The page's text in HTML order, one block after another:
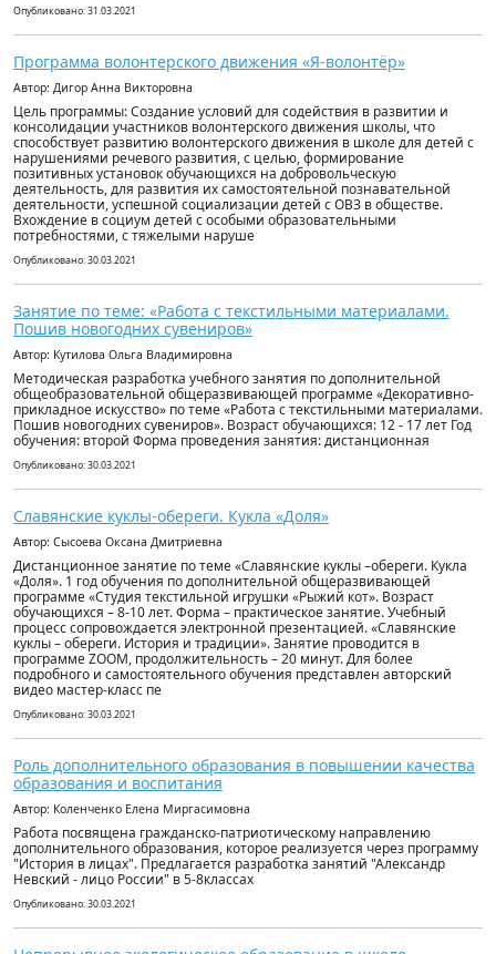
Опубликовано: 31.03.2021
Программа волонтерского движения «Я-волонтёр»
Автор: Дигор Анна Викторовна
Цель программы: Создание условий для содействия в развитии и
консолидации участников волонтерского движения школы, что
способствует развитию волонтерского движения в школе для детей с
нарушениями речевого развития, с целью, формирование
позитивных установок обучающихся на добровольческую
деятельность, для развития их самостоятельной познавательной
деятельности, успешной социализации детей с ОВЗ в обществе.
Вхождение в социум детей с особыми образовательными
потребностями, с тяжелыми наруше
Опубликовано: 30.03.2021
Занятие по теме: «Работа с текстильными материалами.
Пошив новогодних сувениров»
Автор: Кутилова Ольга Владимировна
Методическая разработка учебного занятия по дополнительной
общеобразовательной общеразвивающей программе «Декоративно-
прикладное искусство» по теме «Работа с текстильными материалами.
Пошив новогодних сувениров». Возраст обучающихся: 12 - 17 лет Год
обучения: второй Форма проведения занятия: дистанционная
Опубликовано: 30.03.2021
Славянские куклы-обереги. Кукла «Доля»
Автор: Сысоева Оксана Дмитриевна
Дистанционное занятие по теме «Славянские куклы –обереги. Кукла
«Доля». 1 год обучения по дополнительной общеразвивающей
программе «Студия текстильной игрушки «Рыжий кот». Возраст
обучающихся – 8-10 лет. Форма – практическое занятие. Учебный
процесс сопровождается электронной презентацией. «Славянские
куклы – обереги. История и традиции». Занятие проводится в
программе ZOOM, продолжительность – 20 минут. Для более
подробного и самостоятельного обучения представлен авторский
видео мастер-класс пе
Опубликовано: 30.03.2021
Роль дополнительного образования в повышении качества
образования и воспитания
Автор: Коленченко Елена Миргасимовна
Работа посвящена гражданско-патриотическому направлению
дополнительного образования, которое реализуется через программу
"История в лицах". Предлагается разработка занятий "Александр
Невский - лицо России" в 5-8классах
Опубликовано: 30.03.2021